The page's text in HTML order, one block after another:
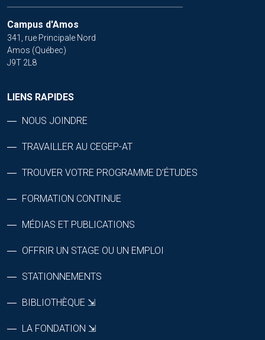
Campus d'Amos
341, rue Principale Nord
Amos (Québec)
J9T 2L8
LIENS RAPIDES
NOUS JOINDRE
TRAVAILLER AU CEGEP-AT
TROUVER VOTRE PROGRAMME D’ÉTUDES
FORMATION CONTINUE
MÉDIAS ET PUBLICATIONS
OFFRIR UN STAGE OU UN EMPLOI
STATIONNEMENTS
BIBLIOTHÈQUE ⇲
LA FONDATION ⇲